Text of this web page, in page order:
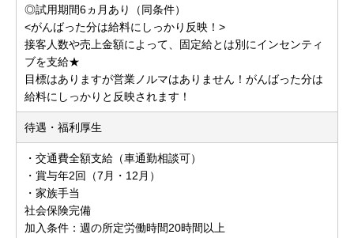
◎試用期間6ヵ月あり（同条件）
<がんばった分は給料にしっかり反映！>
接客人数や売上金額によって、固定給とは別にインセンティ
ブを支給★
目標はありますが営業ノルマはありません！がんばった分は
給料にしっかりと反映されます！
待遇・福利厚生
・交通費全額支給（車通勤相談可）
・賞与年2回（7月・12月）
・家族手当
社会保険完備
加入条件：週の所定労働時間20時間以上